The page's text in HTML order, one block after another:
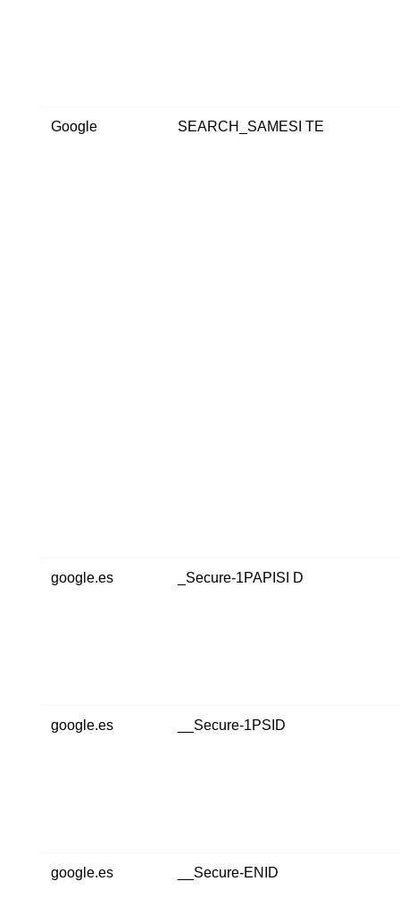
Google SEARCH_SAMESI TE
google.es _Secure-1PAPISI D
google.es __Secure-1PSID
google.es __Secure-ENID